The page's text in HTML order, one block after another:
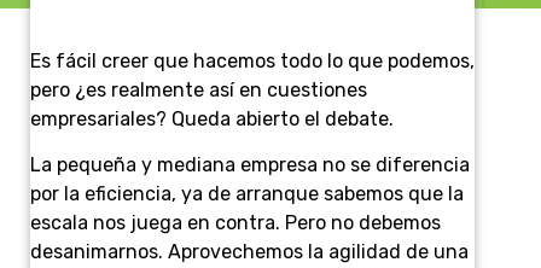
Es fácil creer que hacemos todo lo que podemos,
pero ¿es realmente así en cuestiones
empresariales? Queda abierto el debate.
La pequeña y mediana empresa no se diferencia
por la eficiencia, ya de arranque sabemos que la
escala nos juega en contra. Pero no debemos
desanimarnos. Aprovechemos la agilidad de una